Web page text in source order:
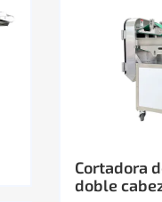
Cortadora
doble